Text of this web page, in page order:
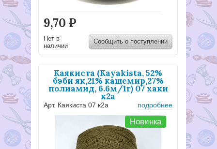
9,70 Р
Нет в
наличии
Сообщить о поступлении
Каякиста (Kayakista, 52%
бэби як,21% кашемир,27%
полиамид, 6.6м/1г) 07 хаки
к2а
Арт. Каякиста 07 к2а подробнее
Новинка